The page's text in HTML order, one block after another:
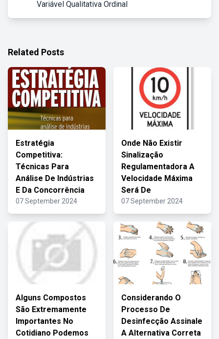
Variável Qualitativa Ordinal
Related Posts
Estratégia
Competitiva:
Técnicas Para
Análise De Indústrias
E Da Concorrência
07 September 2024
Onde Não Existir
Sinalização
Regulamentadora A
Velocidade Máxima
Será De
07 September 2024
Alguns Compostos
São Extremamente
Importantes No
Cotidiano Podemos
Considerando O
Processo De
Desinfecção Assinale
A Alternativa Correta